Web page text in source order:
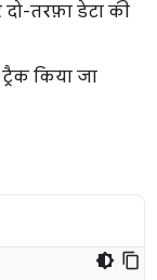
तरफ़ा डेटा की
किया जा